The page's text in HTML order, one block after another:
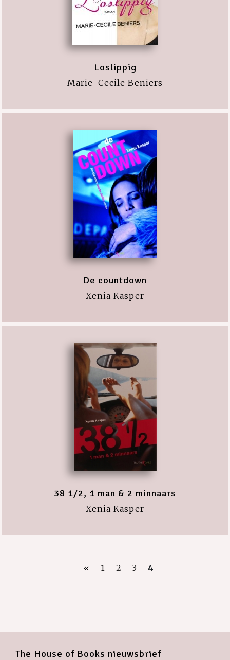
Loslippig
Marie-Cecile Beniers
De countdown
Xenia Kasper
38 1/2, 1 man & 2 minnaars
Xenia Kasper
« 1 2 3 4
The House of Books nieuwsbrief